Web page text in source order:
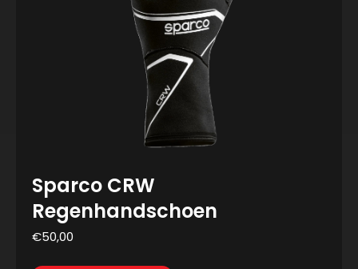
Sparco CRW
Regenhandschoen
€50,00